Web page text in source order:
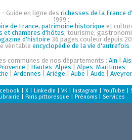
- Guide en ligne des richesses de la France
1999 :
de France, patrimoine historique et
et chambres d'hôtes, tourisme,
d'histoire 36 pages couleur depuis
véritable encyclopédie de la vie d'autrefois
communes de nos départements : Ain
Hautes-Alpes
Alpes-Maritimes
Ardennes Ariège Aube Aude
| X| LinkedIn VK| Instagram YouTube
Paris pittoresque Prénoms| Services